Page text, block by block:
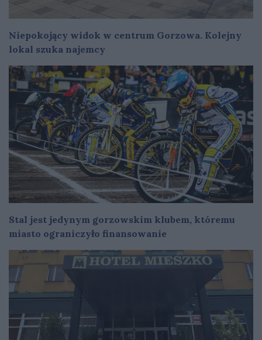
Niepokojący widok w centrum Gorzowa. Kolejny
lokal szuka najemcy
Stal jest jedynym gorzowskim klubem, któremu
miasto ograniczyło finansowanie